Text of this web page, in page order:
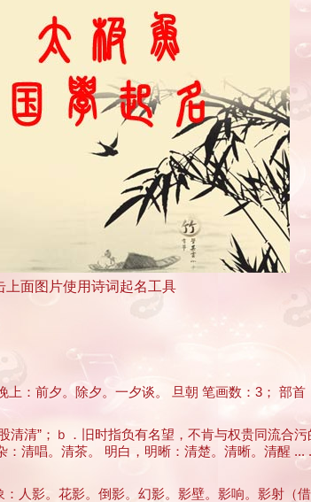
上面图片使用诗词起名工具
：前夕。除夕。一夕谈。 旦朝 笔画数：3； 部首
清”；ｂ．旧时指负有名望，不肯与权贵同流合
清唱。清茶。 明白，明晰：清楚。清晰。清醒 ...
人影。花影。倒影。幻影。影壁。影响。影射（